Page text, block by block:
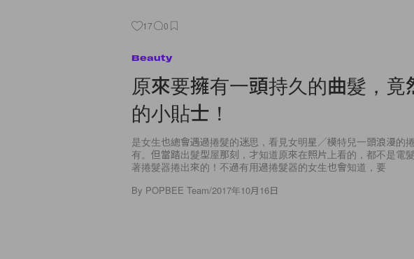
17 0
Beauty
原來要擁有一頭持久的曲髮，竟
的小貼士！
是女生也總會遇過捲髮的迷思，看見女明星／模特兒一頭浪漫的
有。但當踏出髮型屋那刻，才知道原來在照片上看的，都不是電
著捲髮器捲出來的！不過有用過捲髮器的女生也會知道，要
By POPBEE Team/2017年10月16日